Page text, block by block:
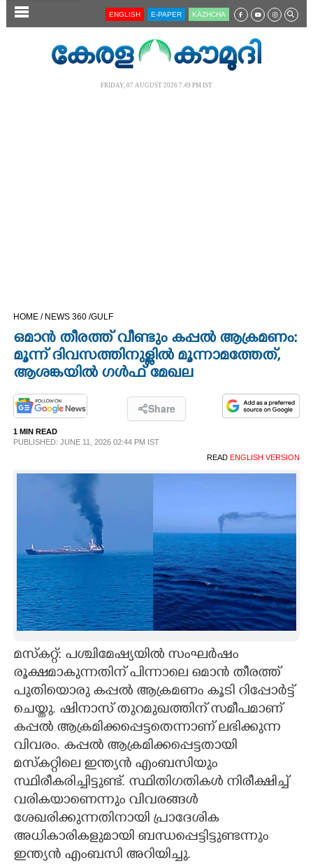
SECTIONS
OPINION
PHOTOS
LIFESTYLE
ART
ASTRO
CARTOONS
LITERATURE
ZOOM
CONTACT US
ENGLISH E-PAPER KĀZHCHA
FRIDAY, 07 AUGUST 2026 7.49 PM IST
HOME / NEWS 360 /GULF
ഒമാൻ തീരത്ത് വീണ്ടും കപ്പൽ ആക്രമണം:
മൂന്ന് ദിവസത്തിനുള്ളിൽ മൂന്നാമത്തേത്,​
ആശങ്കയിൽ ഗൾഫ് മേഖല
Share
1 MIN READ
PUBLISHED: JUNE 11, 2026 02:44 PM IST
READ ENGLISH VERSION
മസ്കറ്റ്: പശ്ചിമേഷ്യയിൽ സംഘർഷം
രൂക്ഷമാകുന്നതിന് പിന്നാലെ ഒമാൻ തീരത്ത്
പുതിയൊരു കപ്പൽ ആക്രമണം കൂടി റിപ്പോർട്ട്
ചെയ്തു. ഷിനാസ് തുറമുഖത്തിന് സമീപമാണ്
കപ്പൽ ആക്രമിക്കപ്പെട്ടതെന്നാണ് ലഭിക്കുന്ന
വിവരം. കപ്പൽ ആക്രമിക്കപ്പെട്ടതായി
മസ്കറ്റിലെ ഇന്ത്യൻ എംബസിയും
സ്ഥിരീകരിച്ചിട്ടുണ്ട്. സ്ഥിതിഗതികൾ നിരീക്ഷിച്ച്
വരികയാണെന്നും വിവരങ്ങൾ
ശേഖരിക്കുന്നതിനായി പ്രാദേശിക
അധികാരികളുമായി ബന്ധപ്പെട്ടിട്ടുണ്ടന്നും
ഇന്ത്യൻ എംബസി അറിയിച്ചു.